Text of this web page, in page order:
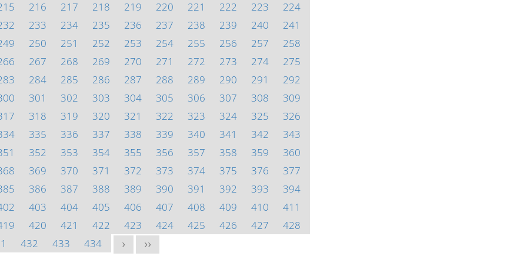
216 217 218 219 220 221 222 223
224
233 234 235 236 237 238 239 240
241
250 251 252 253 254 255 256 257
258
267 268 269 270 271 272 273 274
275
284 285 286 287 288 289 290 291
292
301 302 303 304 305 306 307 308
309
318 319 320 321 322 323 324 325
326
335 336 337 338 339 340 341 342
343
352 353 354 355 356 357 358 359
360
369 370 371 372 373 374 375 376
377
386 387 388 389 390 391 392 393
394
403 404 405 406 407 408 409 410
411
420 421 422 423 424 425 426 427
428
432 433 434 > >>